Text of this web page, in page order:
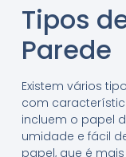
Tipos
Parede
Existem vários
com
incluem o papel
umidade e fácil
papel, que é